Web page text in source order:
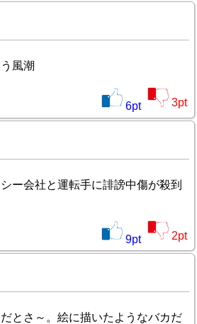
風潮
6pt 3pt
ー会社と運転手に誹謗中傷が殺到
9pt 2pt
とさ～。絵に描いたようなバカだ